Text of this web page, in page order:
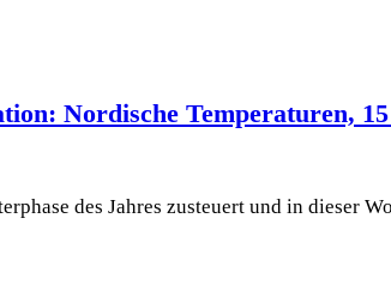
Nordische Temperaturen,
des Jahres zusteuert und in dieser